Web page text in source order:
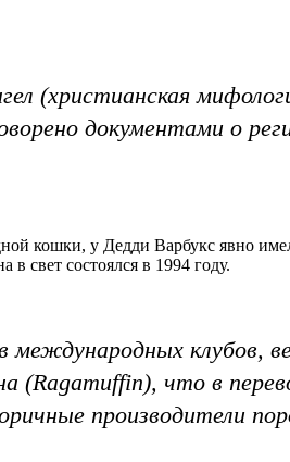
(христианская
документами о
кошки, у Дедди Варбукс явно
свет состоялся в 1994 году.
клубов,
(Ragamuffin), что в
производители